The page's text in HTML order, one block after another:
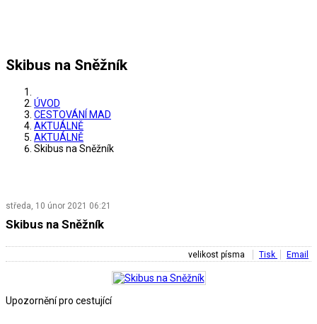
Skibus na Sněžník
ÚVOD
CESTOVÁNÍ MAD
AKTUÁLNĚ
AKTUÁLNĚ
Skibus na Sněžník
středa, 10 únor 2021 06:21
Skibus na Sněžník
velikost písma Tisk Email
Upozornění pro cestující